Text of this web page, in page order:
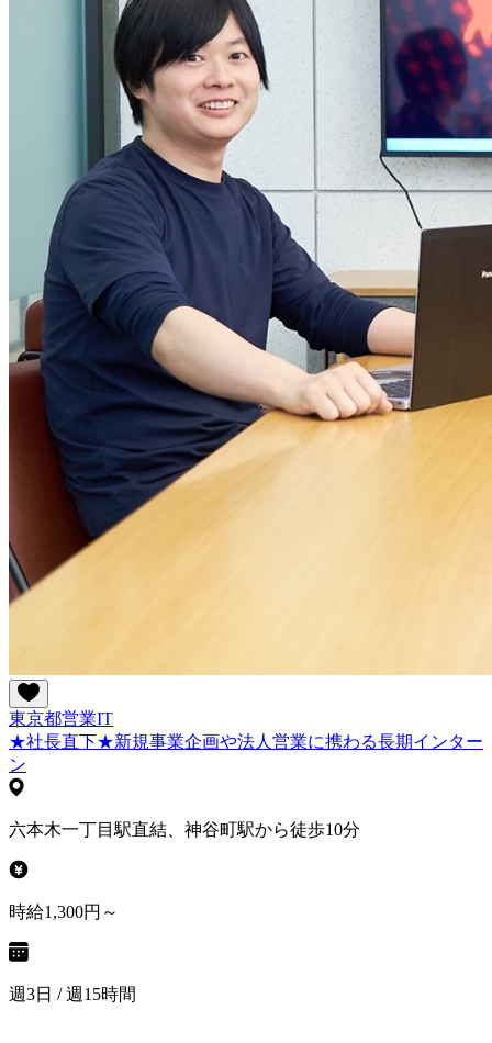
東京都営業IT
★社長直下★新規事業企画や法人営業に携わる長期インター
ン
六本木一丁目駅直結、神谷町駅から徒歩10分
時給1,300円～
週3日 / 週15時間